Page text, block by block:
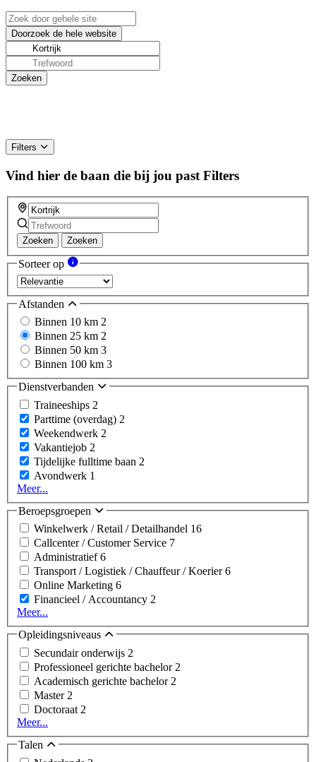
Filters
Vind hier de baan die bij jou past Filters
Zoeken Zoeken
Sorteer op
Afstanden
Binnen 10 km 2
Binnen 25 km 2
Binnen 50 km 3
Binnen 100 km 3
Dienstverbanden
Traineeships 2
Parttime (overdag) 2
Weekendwerk 2
Vakantiejob 2
Tijdelijke fulltime baan 2
Avondwerk 1
Meer...
Beroepsgroepen
Winkelwerk / Retail / Detailhandel 16
Callcenter / Customer Service 7
Administratief6
Transport / Logistiek / Chauffeur / Koerier6
Online Marketing 6
Financieel / Accountancy 2
Meer...
Opleidingsniveaus
Secundair onderwijs 2
Professioneel gerichte bachelor 2
Academisch gerichte bachelor 2
Master 2
Doctoraat 2
Meer...
Talen